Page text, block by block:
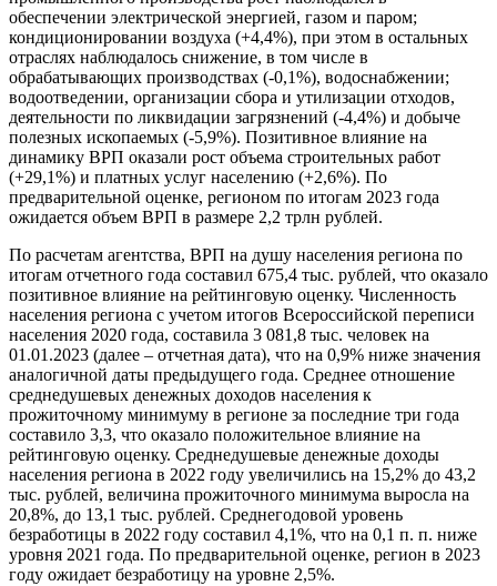
обеспечении электрической энергией, газом и паром;
кондиционировании воздуха (+4,4%), при этом в остальных
отраслях наблюдалось снижение, в том числе в
обрабатывающих производствах (-0,1%), водоснабжении;
водоотведении, организации сбора и утилизации отходов,
деятельности по ликвидации загрязнений (-4,4%) и добыче
полезных ископаемых (-5,9%). Позитивное влияние на
динамику ВРП оказали рост объема строительных работ
(+29,1%) и платных услуг населению (+2,6%). По
предварительной оценке, регионом по итогам 2023 года
ожидается объем ВРП в размере 2,2 трлн рублей.
По расчетам агентства, ВРП на душу населения региона по
итогам отчетного года составил 675,4 тыс. рублей, что оказало
позитивное влияние на рейтинговую оценку. Численность
населения региона с учетом итогов Всероссийской переписи
населения 2020 года, составила 3 081,8 тыс. человек на
01.01.2023 (далее – отчетная дата), что на 0,9% ниже значения
аналогичной даты предыдущего года. Среднее отношение
среднедушевых денежных доходов населения к
прожиточному минимуму в регионе за последние три года
составило 3,3, что оказало положительное влияние на
рейтинговую оценку. Среднедушевые денежные доходы
населения региона в 2022 году увеличились на 15,2% до 43,2
тыс. рублей, величина прожиточного минимума выросла на
20,8%, до 13,1 тыс. рублей. Среднегодовой уровень
безработицы в 2022 году составил 4,1%, что на 0,1 п. п. ниже
уровня 2021 года. По предварительной оценке, регион в 2023
году ожидает безработицу на уровне 2,5%.